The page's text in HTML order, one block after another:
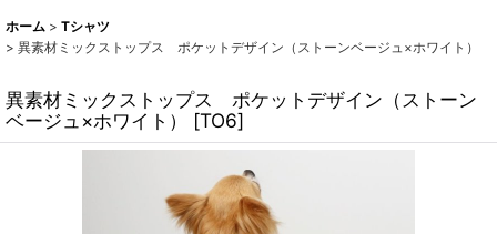
ホーム > Tシャツ
> 異素材ミックストップス ポケットデザイン（ストーンベージュ×ホワイト）
異素材ミックストップス ポケットデザイン（ストーン
ベージュ×ホワイト）
[TO6]